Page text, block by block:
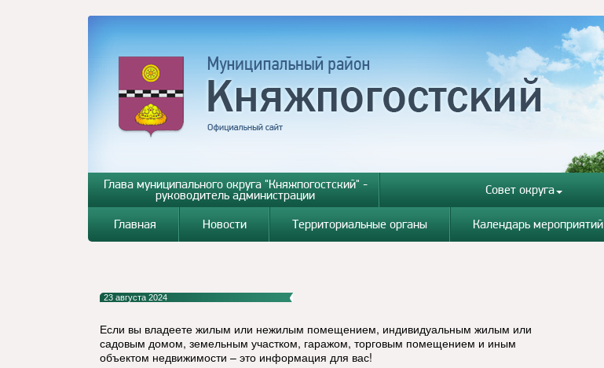
Глава муниципального округа "Княжпогостский" -
руководитель администрации Совет округа
Главная Новости Территориальные органы Календарь мероприятий
23 августа 2024
Если вы владеете жилым или нежилым помещением, индивидуальным жилым или
садовым домом, земельным участком, гаражом, торговым помещением и иным
объектом недвижимости – это информация для вас!